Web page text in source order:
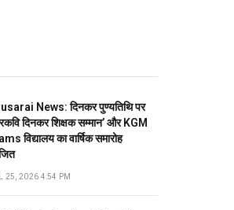
News: दिनकर पुण्यतिथि पर
दिनकर शिक्षक सम्मान’ और KGM
विद्यालय का वार्षिक समारोह
25, 2026 4:54 PM